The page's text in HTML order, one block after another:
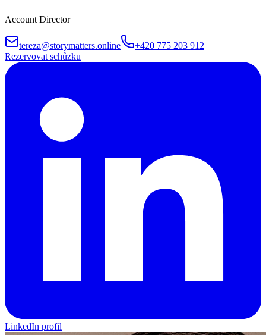
Account Director
tereza@storymatters.online
+420 775 203 912
Rezervovat schůzku
LinkedIn profil